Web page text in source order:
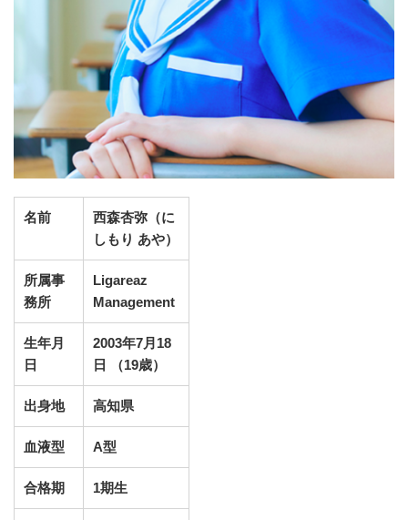
名前
西森杏弥（に
しもり あや）
所属事
務所
Ligareaz
Management
生年月
日
2003年7月18
日 （19歳）
出身地 高知県
血液型 A型
合格期 1期生